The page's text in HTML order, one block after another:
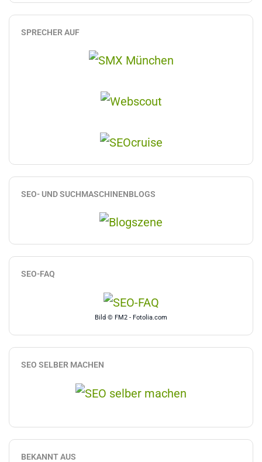
SPRECHER AUF
SEO- UND SUCHMASCHINENBLOGS
SEO-FAQ
Bild © FM2 - Fotolia.com
SEO SELBER MACHEN
BEKANNT AUS